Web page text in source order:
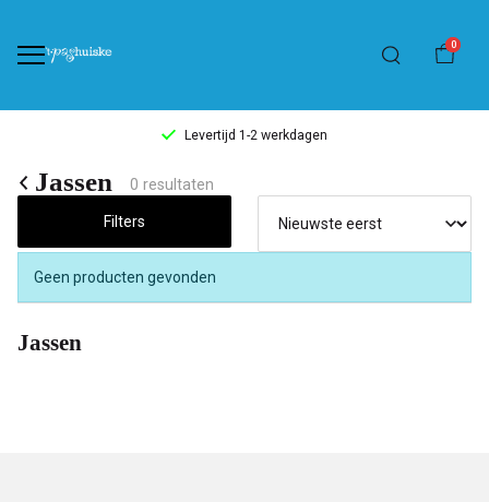
0
Levertijd 1-2 werkdagen
Jassen
Pashuiske
Jassen 0 resultaten
Filters
Geen producten gevonden
Jassen